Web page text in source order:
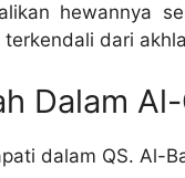
hewannya
dari
Dalam Al-
dalam QS. Al-